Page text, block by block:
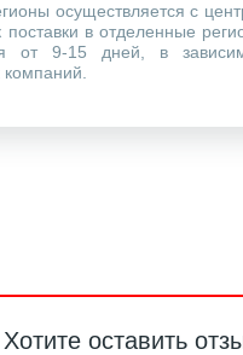
осуществляется с
в отделенные
от 9-15 дней, в
Хотите оставить